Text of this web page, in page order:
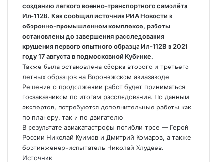
созданию легкого военно-транспортного самолёта
Ил-112В. Как сообщил источник РИА Новости в
оборонно-промышленном комплексе, работы
остановлены до завершения расследования
крушения первогоопытного образца Ил-112В в 2021
году 17 августа в подмосковной Кубинке.
Также была остановлена сборка второго и третьего
летных образцов на Воронежском авиазаводе.
Решение о продолжении работ будет приниматься
госзаказчиком по итогам расследования. По данным
экспертов, потребуются дополнительные работы как
по планеру, так и по двигателю.
В результате авиакатастрофы погибли трое — Герой
России Николай Куимов и Дмитрий Комаров, а также
бортинженер-испытатель Николай Хлудеев.
Источник